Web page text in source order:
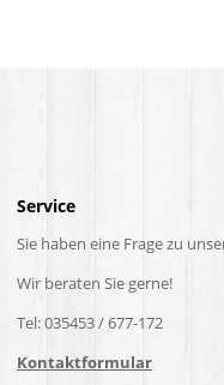
Service
Sie haben eine Frage zu
Wir beraten Sie gerne!
Tel: 035453 / 677-172
Kontaktformular